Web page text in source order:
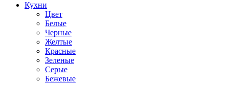
Кухни
Цвет
Белые
Черные
Желтые
Красные
Зеленые
Серые
Бежевые